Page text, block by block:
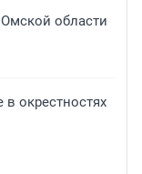
области
окрестностях